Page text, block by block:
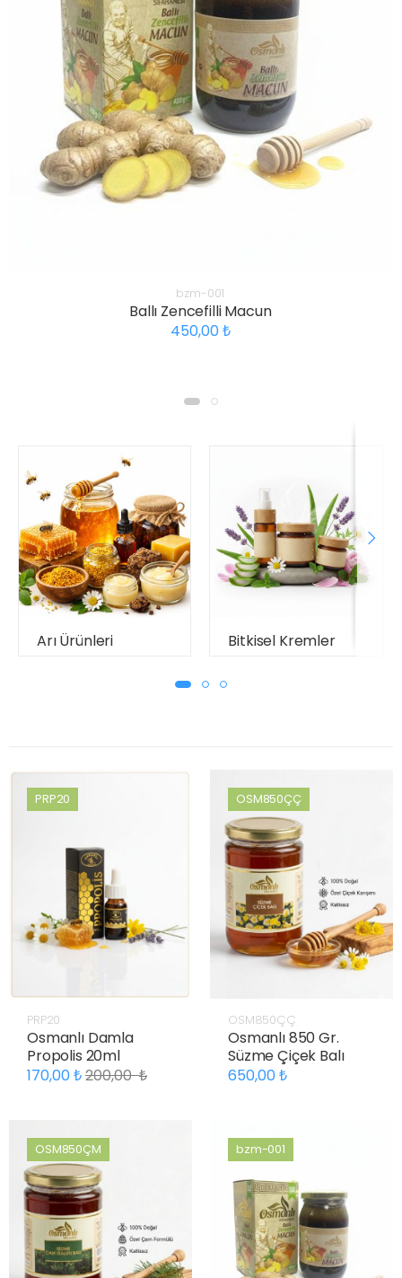
bzm-001
Ballı Zencefilli Macun
450,00
Arı Ürünleri Bitkisel Kremler
PRP20
PRP20
Osmanlı Damla
Propolis 20ml
170,00
200,00
OSM850ÇÇ
OSM850ÇÇ
Osmanlı 850 Gr.
Süzme Çiçek Balı
650,00
OSM850ÇM bzm-001